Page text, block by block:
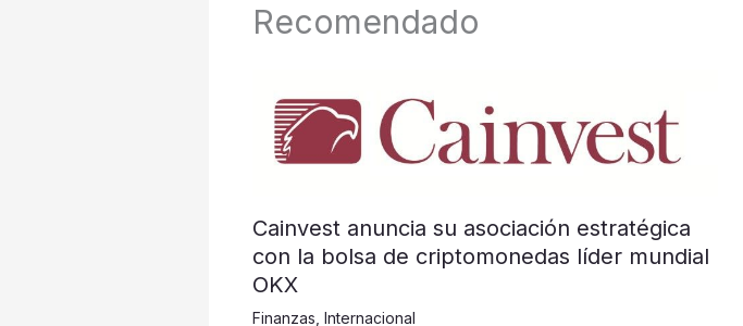
Recomendado
Cainvest anuncia su asociación estratégica
con la bolsa de criptomonedas líder mundial
OKX
Finanzas Internacional